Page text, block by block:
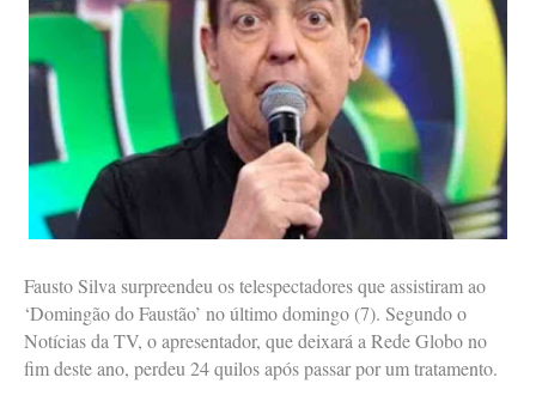
Fausto Silva surpreendeu os telespectadores que assistiram ao
‘Domingão do Faustão’ no último domingo (7). Segundo o
Notícias da TV, o apresentador, que deixará a Rede Globo no
fim deste ano, perdeu 24 quilos após passar por um tratamento.